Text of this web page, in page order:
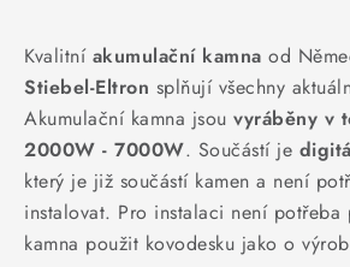
VYPÍNAČE
ELEKTROMATERIÁL
JISTIČE
KABELY
Kvalitní akumulační kamna od
Stiebel-Eltron splňují všechny
Akumulační kamna jsou vyráběny v
2000W - 7000W. Součástí je
který je již součástí kamen a není
instalovat. Pro instalaci není potřeba
kamna použit kovodesku jako o